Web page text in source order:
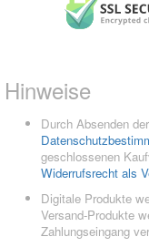
Hinweise
Durch Absenden
geschlossenen
Widerrufsrecht als
Digitale Produkte
Versand-Produkte
Zahlungseingang